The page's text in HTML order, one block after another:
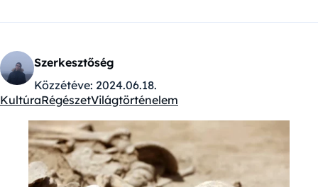
Szerkesztőség
Közzétéve: 2024.06.18.
Kategóriák:
KultúraRégészetVilágtörténelem